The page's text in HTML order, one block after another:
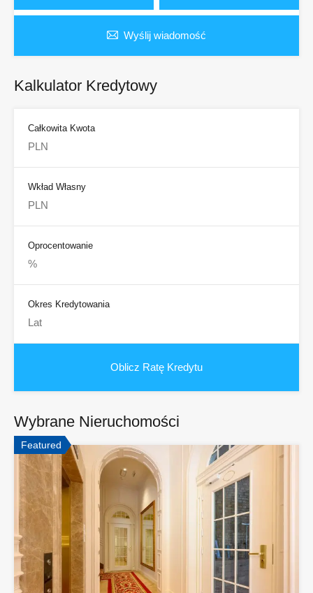
Wyślij wiadomość
Kalkulator Kredytowy
Całkowita Kwota
Wkład Własny
Oprocentowanie
Okres Kredytowania
Wybrane Nieruchomości
Featured